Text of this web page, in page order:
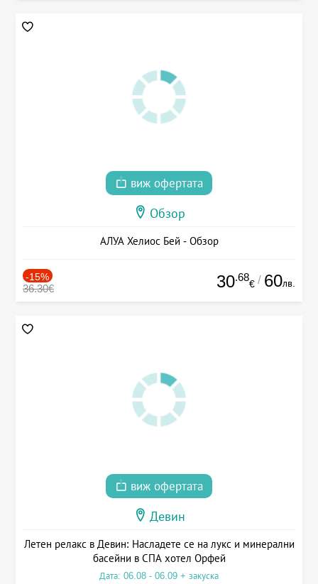
виж офертата
Обзор
АЛУА Хелиос Бей - Обзор
-15%
36.30€ 30.68
€ / 60лв.
виж офертата
Девин
Летен релакс в Девин: Насладете се на лукс и минерални
басейни в СПА хотел Орфей
Дата: 06.08 - 06.09 + закуска